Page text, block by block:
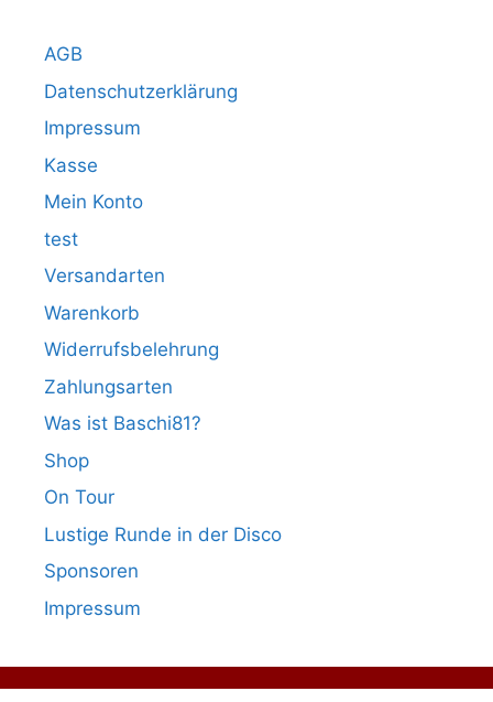
AGB
Datenschutzerklärung
Impressum
Kasse
Mein Konto
test
Versandarten
Warenkorb
Widerrufsbelehrung
Zahlungsarten
Was ist Baschi81?
Shop
On Tour
Lustige Runde in der Disco
Sponsoren
Impressum